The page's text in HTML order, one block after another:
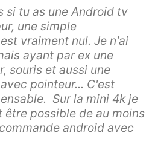
si tu as une Android tv
une simple
vraiment nul. Je n'ai
ayant par ex une
souris et aussi une
pointeur... C'est
Sur la mini 4k je
être possible de au moins
android avec